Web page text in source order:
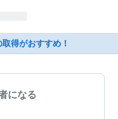
得がおすすめ！
になる